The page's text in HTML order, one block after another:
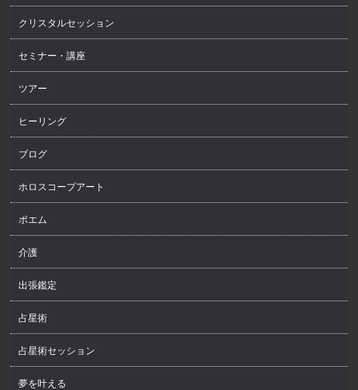
クリスタルセッション
セミナー・講座
ツアー
ヒーリング
ブログ
ホロスコープアート
ポエム
介護
出張鑑定
占星術
占星術セッション
夢を叶える